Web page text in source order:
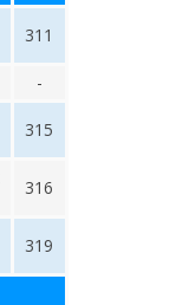
311
-
315
316
319